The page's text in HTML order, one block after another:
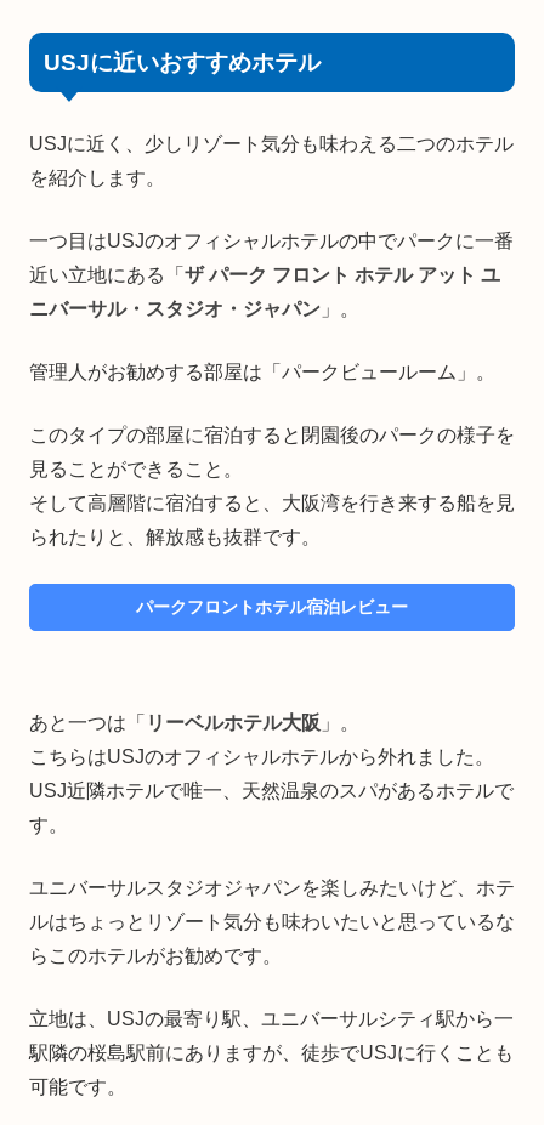
USJに近いおすすめホテル
USJに近く、少しリゾート気分も味わえる二つのホテル
を紹介します。
一つ目はUSJのオフィシャルホテルの中でパークに一番
近い立地にある「 ザ パーク フロント ホテル アット ユ
ニバーサル・スタジオ・ジャパン 」。
管理人がお勧めする部屋は「パークビュールーム」。
このタイプの部屋に宿泊すると閉園後のパークの様子を
見ることができること。
そして高層階に宿泊すると、大阪湾を行き来する船を見
られたりと、解放感も抜群です。
パークフロントホテル宿泊レビュー
あと一つは「 リーベルホテル大阪 」。
こちらはUSJのオフィシャルホテルから外れました。
USJ近隣ホテルで唯一、天然温泉のスパがあるホテルで
す。
ユニバーサルスタジオジャパンを楽しみたいけど、ホテ
ルはちょっとリゾート気分も味わいたいと思っているな
らこのホテルがお勧めです。
立地は、USJの最寄り駅、ユニバーサルシティ駅から一
駅隣の桜島駅前にありますが、徒歩でUSJに行くことも
可能です。